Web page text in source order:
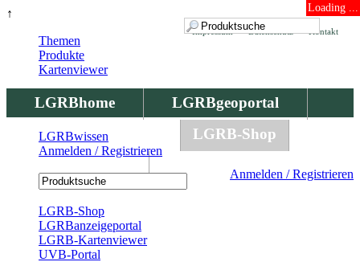
↑ Loading ...
Kontakt
Datenschutz
Impressum
LGRBhome
LGRBgeoportal
LGRBbohrungen
LGRB-Shop
Anmelden / Registrieren
Themen
Produkte
Kartenviewer
LGRBwissen
Anmelden / Registrieren
LGRB-Shop
LGRBanzeigeportal
LGRB-Kartenviewer
UVB-Portal